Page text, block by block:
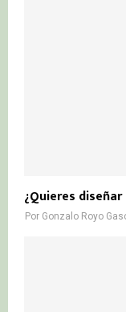
¿Quieres
Por Gonzalo Royo